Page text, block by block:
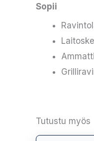
Sopii
Tutustu myös